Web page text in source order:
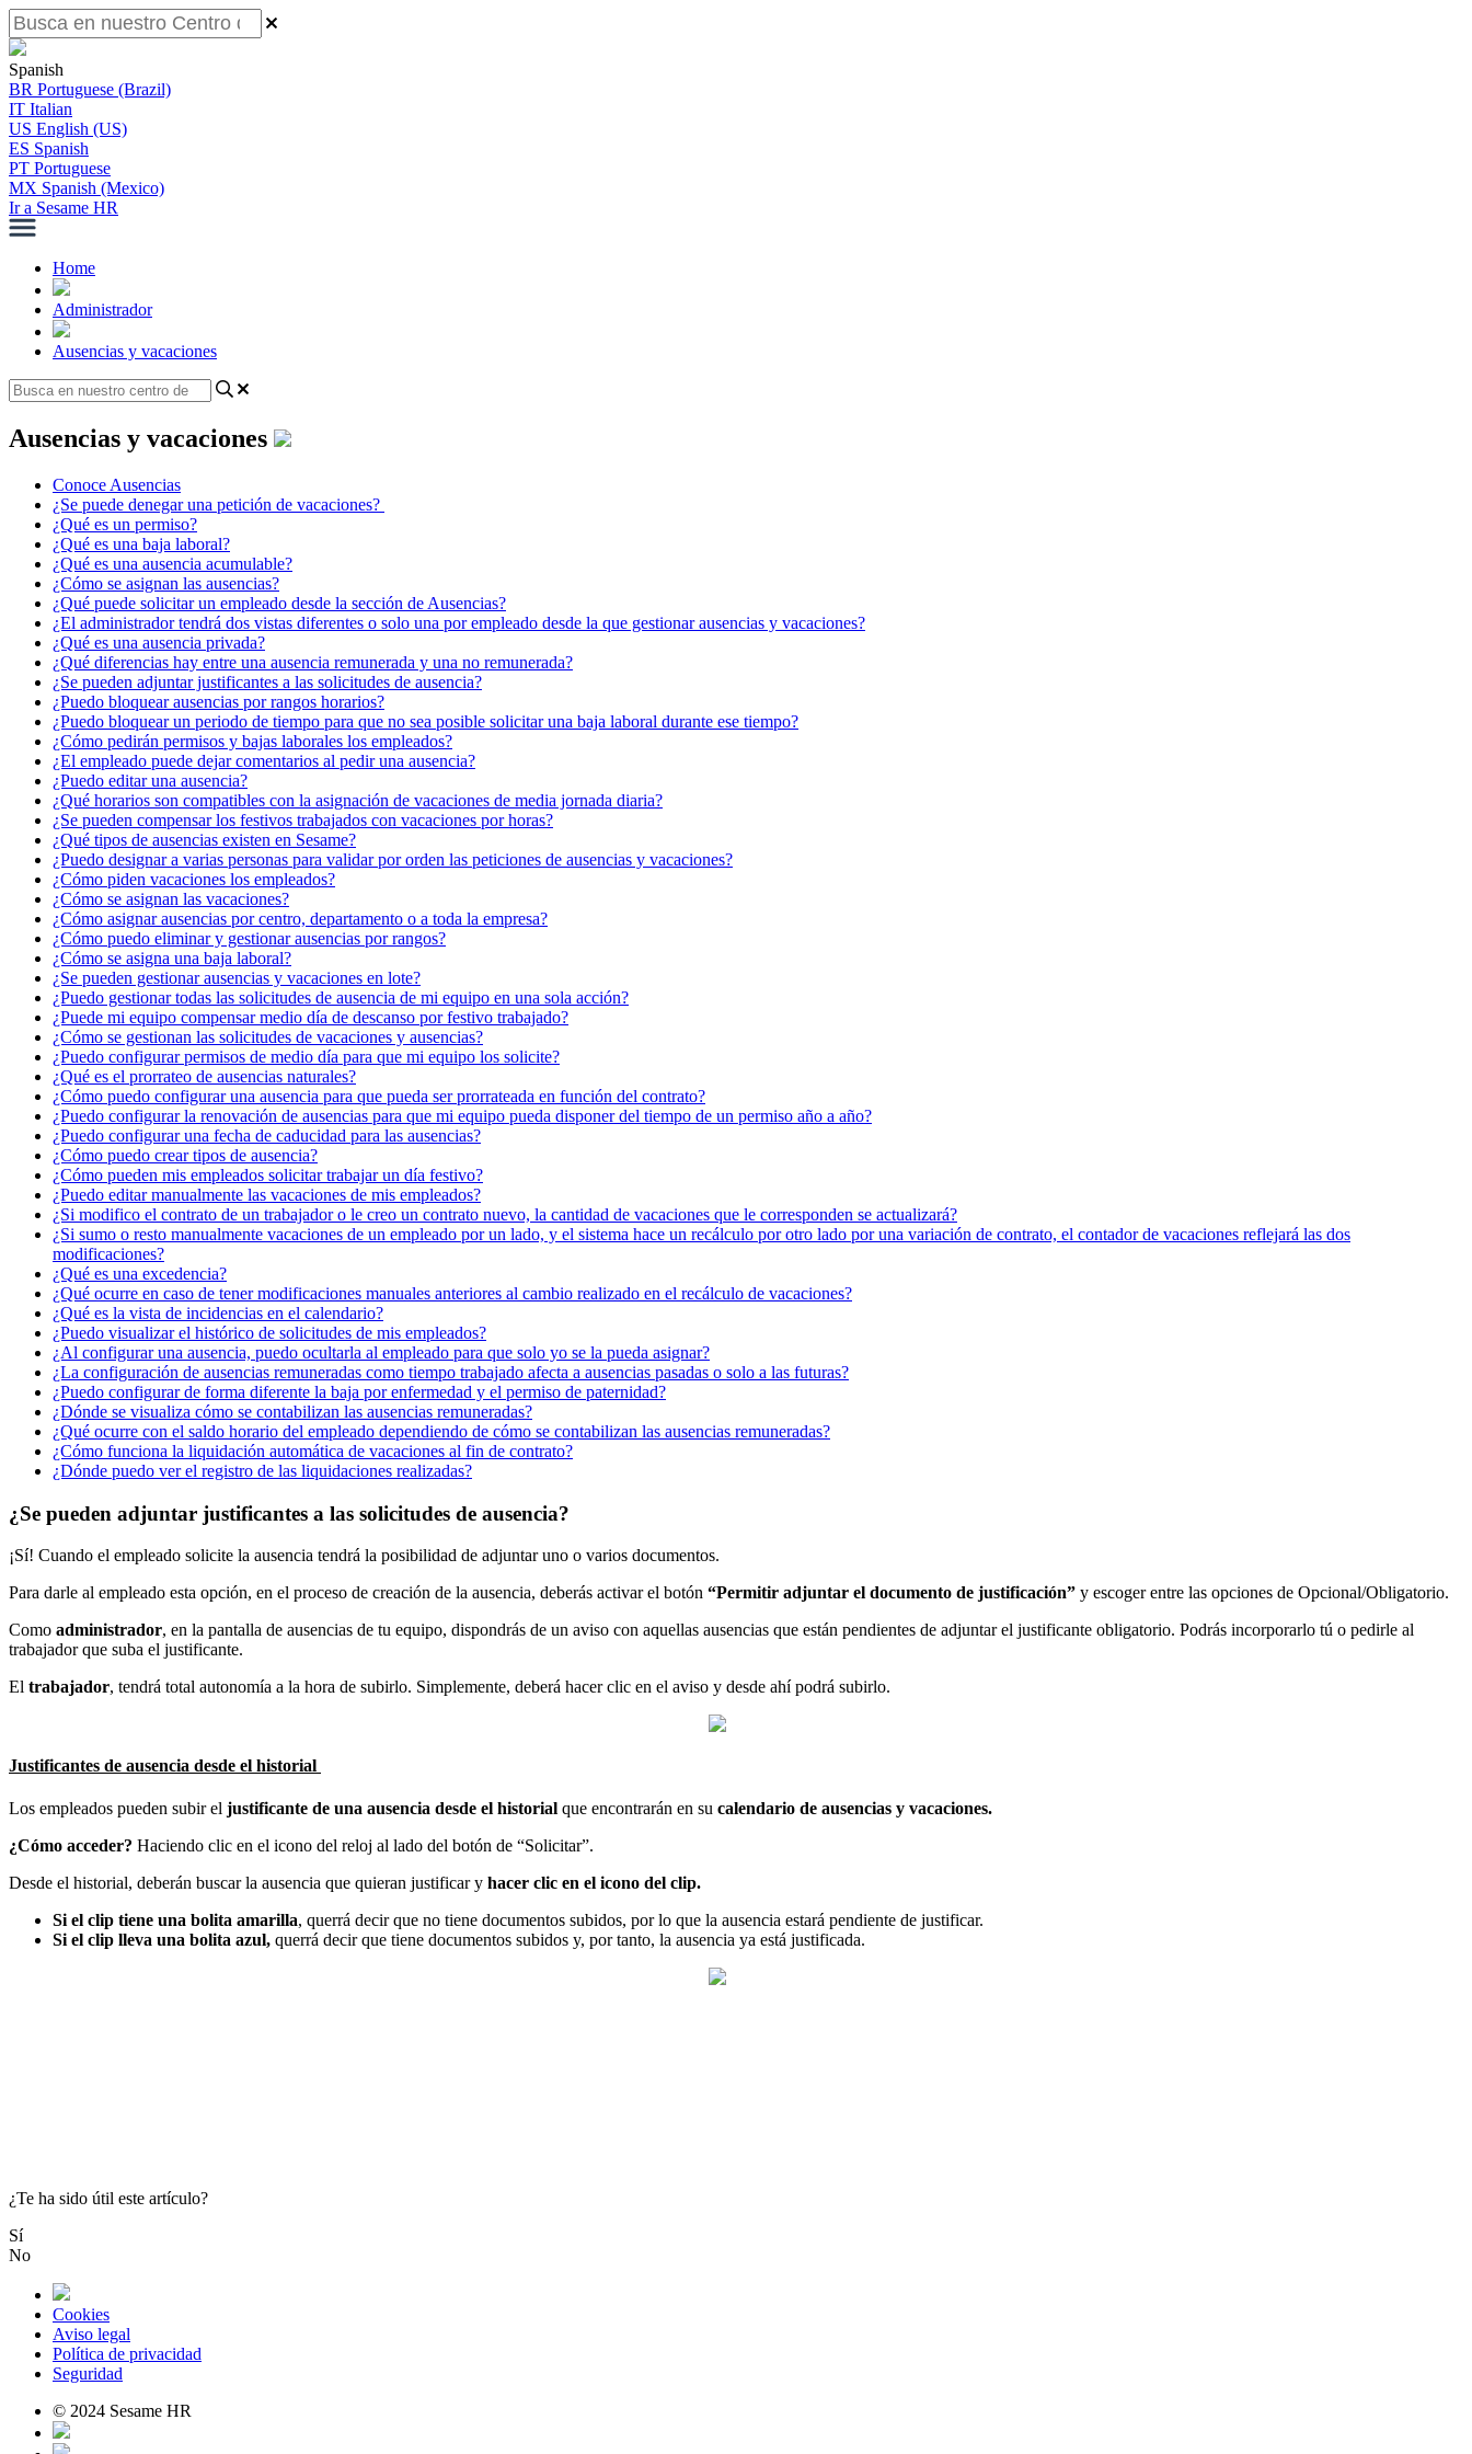
Spanish
BR Portuguese (Brazil)
IT Italian
US English (US)
ES Spanish
PT Portuguese
MX Spanish (Mexico)
Ir a Sesame HR
Home
Administrador
Ausencias y vacaciones
Ausencias y vacaciones
Conoce Ausencias
¿Se puede denegar una petición de vacaciones? ​
¿Qué es un permiso?
¿Qué es una baja laboral?
¿Qué es una ausencia acumulable?
¿Cómo se asignan las ausencias?
¿Qué puede solicitar un empleado desde la sección de Ausencias?
¿El administrador tendrá dos vistas diferentes o solo una por empleado desde la que gestionar ausencias y vacaciones?
¿Qué es una ausencia privada?
¿Qué diferencias hay entre una ausencia remunerada y una no remunerada?
¿Se pueden adjuntar justificantes a las solicitudes de ausencia?
¿Puedo bloquear ausencias por rangos horarios?
¿Puedo bloquear un periodo de tiempo para que no sea posible solicitar una baja laboral durante ese tiempo?
¿Cómo pedirán permisos y bajas laborales los empleados?
¿El empleado puede dejar comentarios al pedir una ausencia?
¿Puedo editar una ausencia?
¿Qué horarios son compatibles con la asignación de vacaciones de media jornada diaria?
¿Se pueden compensar los festivos trabajados con vacaciones por horas?
¿Qué tipos de ausencias existen en Sesame?
¿Puedo designar a varias personas para validar por orden las peticiones de ausencias y vacaciones?
¿Cómo piden vacaciones los empleados?
¿Cómo se asignan las vacaciones?
¿Cómo asignar ausencias por centro, departamento o a toda la empresa?
¿Cómo puedo eliminar y gestionar ausencias por rangos?
¿Cómo se asigna una baja laboral?
¿Se pueden gestionar ausencias y vacaciones en lote?
¿Puedo gestionar todas las solicitudes de ausencia de mi equipo en una sola acción?
¿Puede mi equipo compensar medio día de descanso por festivo trabajado?
¿Cómo se gestionan las solicitudes de vacaciones y ausencias?
¿Puedo configurar permisos de medio día para que mi equipo los solicite?
¿Qué es el prorrateo de ausencias naturales?
¿Cómo puedo configurar una ausencia para que pueda ser prorrateada en función del contrato?
¿Puedo configurar la renovación de ausencias para que mi equipo pueda disponer del tiempo de un permiso año a año?
¿Puedo configurar una fecha de caducidad para las ausencias?
¿Cómo puedo crear tipos de ausencia?
¿Cómo pueden mis empleados solicitar trabajar un día festivo?
¿Puedo editar manualmente las vacaciones de mis empleados?
¿Si modifico el contrato de un trabajador o le creo un contrato nuevo, la cantidad de vacaciones que le corresponden se actualizará?
¿Si sumo o resto manualmente vacaciones de un empleado por un lado, y el sistema hace un recálculo por otro lado por una variación de contrato, el contador de vacaciones reflejará las dos
modificaciones?
¿Qué es una excedencia?
¿Qué ocurre en caso de tener modificaciones manuales anteriores al cambio realizado en el recálculo de vacaciones?
¿Qué es la vista de incidencias en el calendario?
¿Puedo visualizar el histórico de solicitudes de mis empleados?
¿Al configurar una ausencia, puedo ocultarla al empleado para que solo yo se la pueda asignar?
¿La configuración de ausencias remuneradas como tiempo trabajado afecta a ausencias pasadas o solo a las futuras?
¿Puedo configurar de forma diferente la baja por enfermedad y el permiso de paternidad?
¿Dónde se visualiza cómo se contabilizan las ausencias remuneradas?
¿Qué ocurre con el saldo horario del empleado dependiendo de cómo se contabilizan las ausencias remuneradas?
¿Cómo funciona la liquidación automática de vacaciones al fin de contrato?
¿Dónde puedo ver el registro de las liquidaciones realizadas?
¿Se pueden adjuntar justificantes a las solicitudes de ausencia?
¡Sí! Cuando el empleado solicite la ausencia tendrá la posibilidad de adjuntar uno o varios documentos.
Para darle al empleado esta opción, en el proceso de creación de la ausencia, deberás activar el botón “Permitir adjuntar el documento de justificación” y escoger entre las opciones de Opcional/Obligatorio.
Como administrador, en la pantalla de ausencias de tu equipo, dispondrás de un aviso con aquellas ausencias que están pendientes de adjuntar el justificante obligatorio. Podrás incorporarlo tú o pedirle al
trabajador que suba el justificante.
El trabajador, tendrá total autonomía a la hora de subirlo. Simplemente, deberá hacer clic en el aviso y desde ahí podrá subirlo.
Justificantes de ausencia desde el historial
Los empleados pueden subir el justificante de una ausencia desde el historial que encontrarán en su calendario de ausencias y vacaciones.
¿Cómo acceder? Haciendo clic en el icono del reloj al lado del botón de “Solicitar”.
Desde el historial, deberán buscar la ausencia que quieran justificar y hacer clic en el icono del clip.
Si el clip tiene una bolita amarilla, querrá decir que no tiene documentos subidos, por lo que la ausencia estará pendiente de justificar.
Si el clip lleva una bolita azul, querrá decir que tiene documentos subidos y, por tanto, la ausencia ya está justificada.
¿Te ha sido útil este artículo?
Sí
No
Cookies
Aviso legal
Política de privacidad
Seguridad
© 2024 Sesame HR